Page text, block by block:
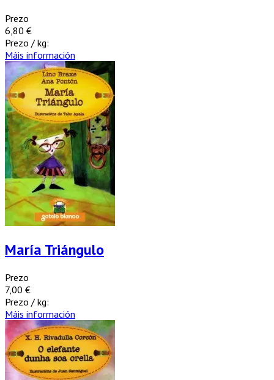
Prezo
6,80 €
Prezo / kg:
Máis información
María Triángulo
Prezo
7,00 €
Prezo / kg:
Máis información